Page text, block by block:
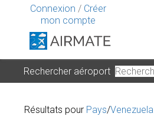
Connexion / Créer
mon compte
Rechercher aéroport
Résultats pour Pays/